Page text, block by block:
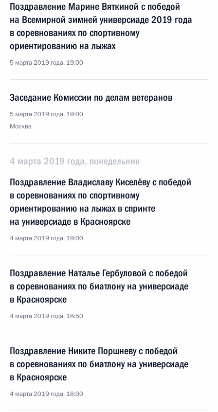
Поздравление Марине Вяткиной с победой
на Всемирной зимней универсиаде 2019 года
в соревнованиях по спортивному
ориентированию на лыжах
5 марта 2019 года, 19:00
Заседание Комиссии по делам ветеранов
5 марта 2019 года, 19:00
Москва
4 марта 2019 года, понедельник
Поздравление Владиславу Киселёву с победой
в соревнованиях по спортивному
ориентированию на лыжах в спринте
на универсиаде в Красноярске
4 марта 2019 года, 19:00
Поздравление Наталье Гербуловой с победой
в соревнованиях по биатлону на универсиаде
в Красноярске
4 марта 2019 года, 18:50
Поздравление Никите Поршневу с победой
в соревнованиях по биатлону на универсиаде
в Красноярске
4 марта 2019 года, 18:00